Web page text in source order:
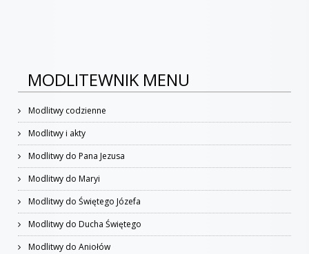
MODLITEWNIK MENU
Modlitwy codzienne
Modlitwy i akty
Modlitwy do Pana Jezusa
Modlitwy do Maryi
Modlitwy do Świętego Józefa
Modlitwy do Ducha Świętego
Modlitwy do Aniołów